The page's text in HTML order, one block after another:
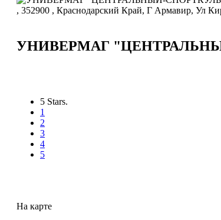
УНИВЕРМАГ
5 Stars.
1
2
3
4
5
На карте